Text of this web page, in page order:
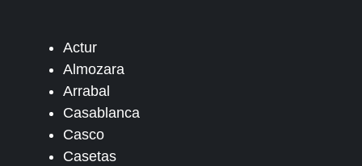
Actur
Almozara
Arrabal
Casablanca
Casco
Casetas